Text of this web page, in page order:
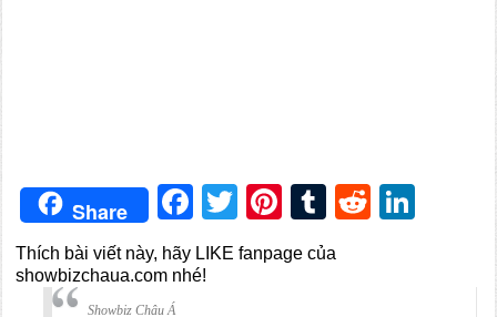
Share Facebook
TwitterPinterest
TumblrReddit
Thích bài viết này, hãy LIKE fanpage của
showbizchaua.com nhé!
Showbiz Châu Á